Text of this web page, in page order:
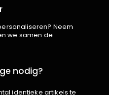
Neem
we samen de
nodig?
identieke artikels te